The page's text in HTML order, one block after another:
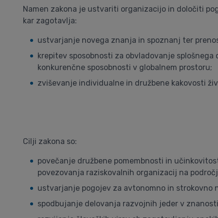
Namen zakona je ustvariti organizacijo in določiti
kar zagotavlja:
ustvarjanje novega znanja in spoznanj ter
krepitev sposobnosti za obvladovanje
konkurenčne sposobnosti v globalnem prostoru;
zviševanje individualne in družbene kakovosti
Cilji zakona so:
povečanje družbene pomembnosti in
povezovanja raziskovalnih organizacij na
ustvarjanje pogojev za avtonomno in
spodbujanje delovanja razvojnih jeder v